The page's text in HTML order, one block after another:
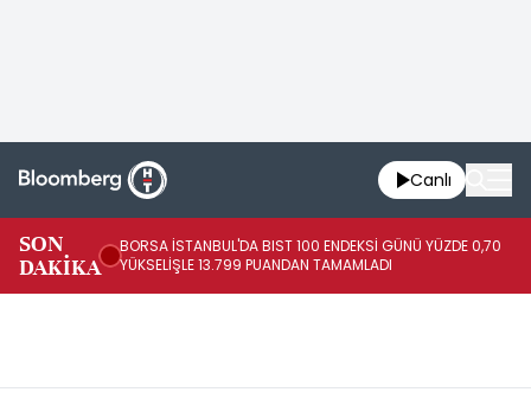
Canlı
SON
DAKİKA
BORSA İSTANBUL'DA BIST 100 ENDEKSİ GÜNÜ YÜZDE 0,70
YÜKSELİŞLE 13.799 PUANDAN TAMAMLADI